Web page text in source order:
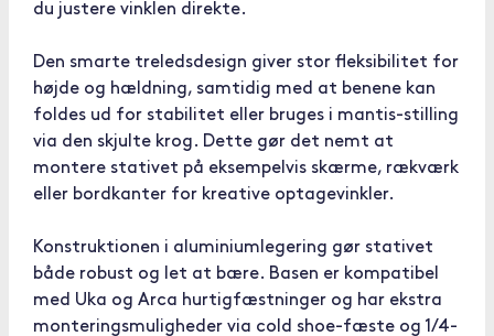
du justere vinklen direkte.
Den smarte treledsdesign giver stor fleksibilitet for
højde og hældning, samtidig med at benene kan
foldes ud for stabilitet eller bruges i mantis-stilling
via den skjulte krog. Dette gør det nemt at
montere stativet på eksempelvis skærme, rækværk
eller bordkanter for kreative optagevinkler.
Konstruktionen i aluminiumlegering gør stativet
både robust og let at bære. Basen er kompatibel
med Uka og Arca hurtigfæstninger og har ekstra
monteringsmuligheder via cold shoe-fæste og 1/4-